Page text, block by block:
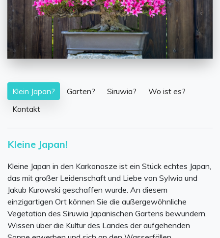
Klein Japan? Garten? Siruwia?
Wo ist es?
Kontakt
Kleine Japan!
Kleine Japan in den Karkonosze ist ein Stück echtes Japan,
das mit großer Leidenschaft und Liebe von Sylwia und
Jakub Kurowski geschaffen wurde. An diesem
einzigartigen Ort können Sie die außergewöhnliche
Vegetation des Siruwia Japanischen Gartens bewundern,
Wissen über die Kultur des Landes der aufgehenden